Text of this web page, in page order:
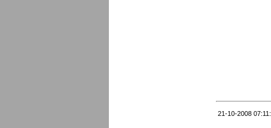
21-10-2008